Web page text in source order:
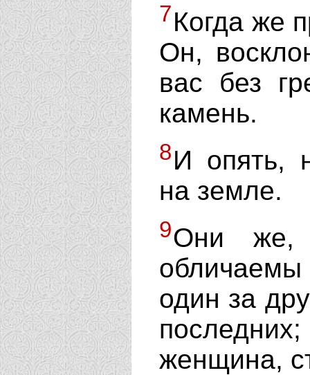
7Когда же
Он,
вас без
камень.
8И опять,
на земле.
9Они
один за
женщина,